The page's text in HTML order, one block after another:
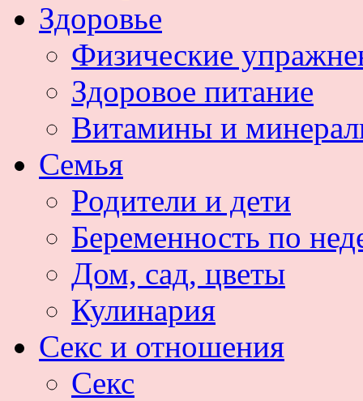
Здоровье
Физические
Здоровое питание
Витамины и
Семья
Родители и дети
Беременность по
Дом, сад, цветы
Кулинария
Секс и отношения
Секс